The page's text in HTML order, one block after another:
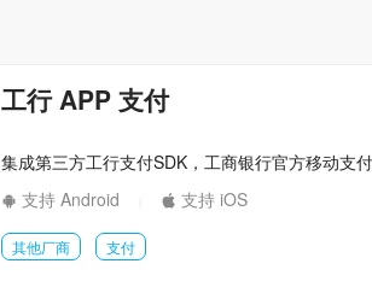
工行 APP 支付
集成第三方工行支付SDK，工商银行官方移动支
支持 Android
支持 iOS
其他厂商 支付